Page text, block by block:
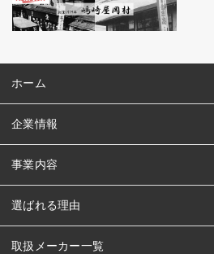
ホーム
企業情報
事業内容
選ばれる理由
取扱メーカー一覧